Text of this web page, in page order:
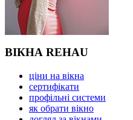
ВІКНА REHAU
ціни на вікна
сертифікати
профільні системи
як обрати вікно